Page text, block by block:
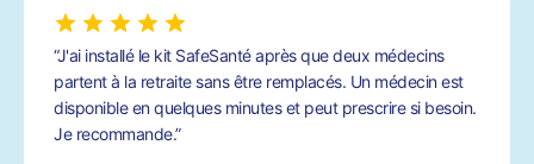
“J'ai installé le kit SafeSanté après que deux médecins
partent à la retraite sans être remplacés. Un médecin est
disponible en quelques minutes et peut prescrire si besoin.
Je recommande.”